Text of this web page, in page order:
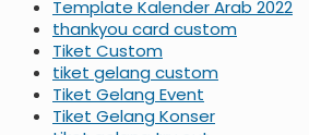
Template Kalender Arab 2022
thankyou card custom
Tiket Custom
tiket gelang custom
Tiket Gelang Event
Tiket Gelang Konser